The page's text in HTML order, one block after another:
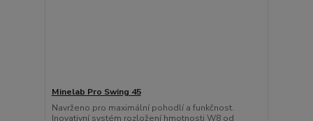
Minelab Pro Swing 45
Navrženo pro maximální pohodlí a funkčnost.
Inovativní systém rozložení hmotnosti W8 od